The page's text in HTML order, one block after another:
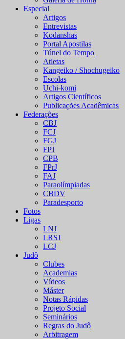
Especial
Artigos
Entrevistas
Kodanshas
Portal Apostilas
Túnel do Tempo
Atletas
Kangeiko / Shochugeiko
Escolas
Uchi-komi
Artigos Científicos
Publicações Acadêmicas
Federações
CBJ
FCJ
FGJ
FPJ
CPB
FPrJ
FAJ
Paraolímpiadas
CBDV
Paradesporto
Fotos
Ligas
LNJ
LRSJ
LCJ
Judô
Clubes
Academias
Vídeos
Máster
Notas Rápidas
Projeto Social
Seminários
Regras do Judô
Arbitragem